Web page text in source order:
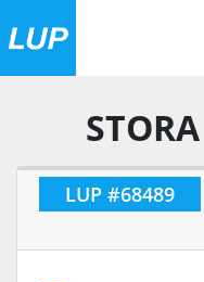
LUP #68489